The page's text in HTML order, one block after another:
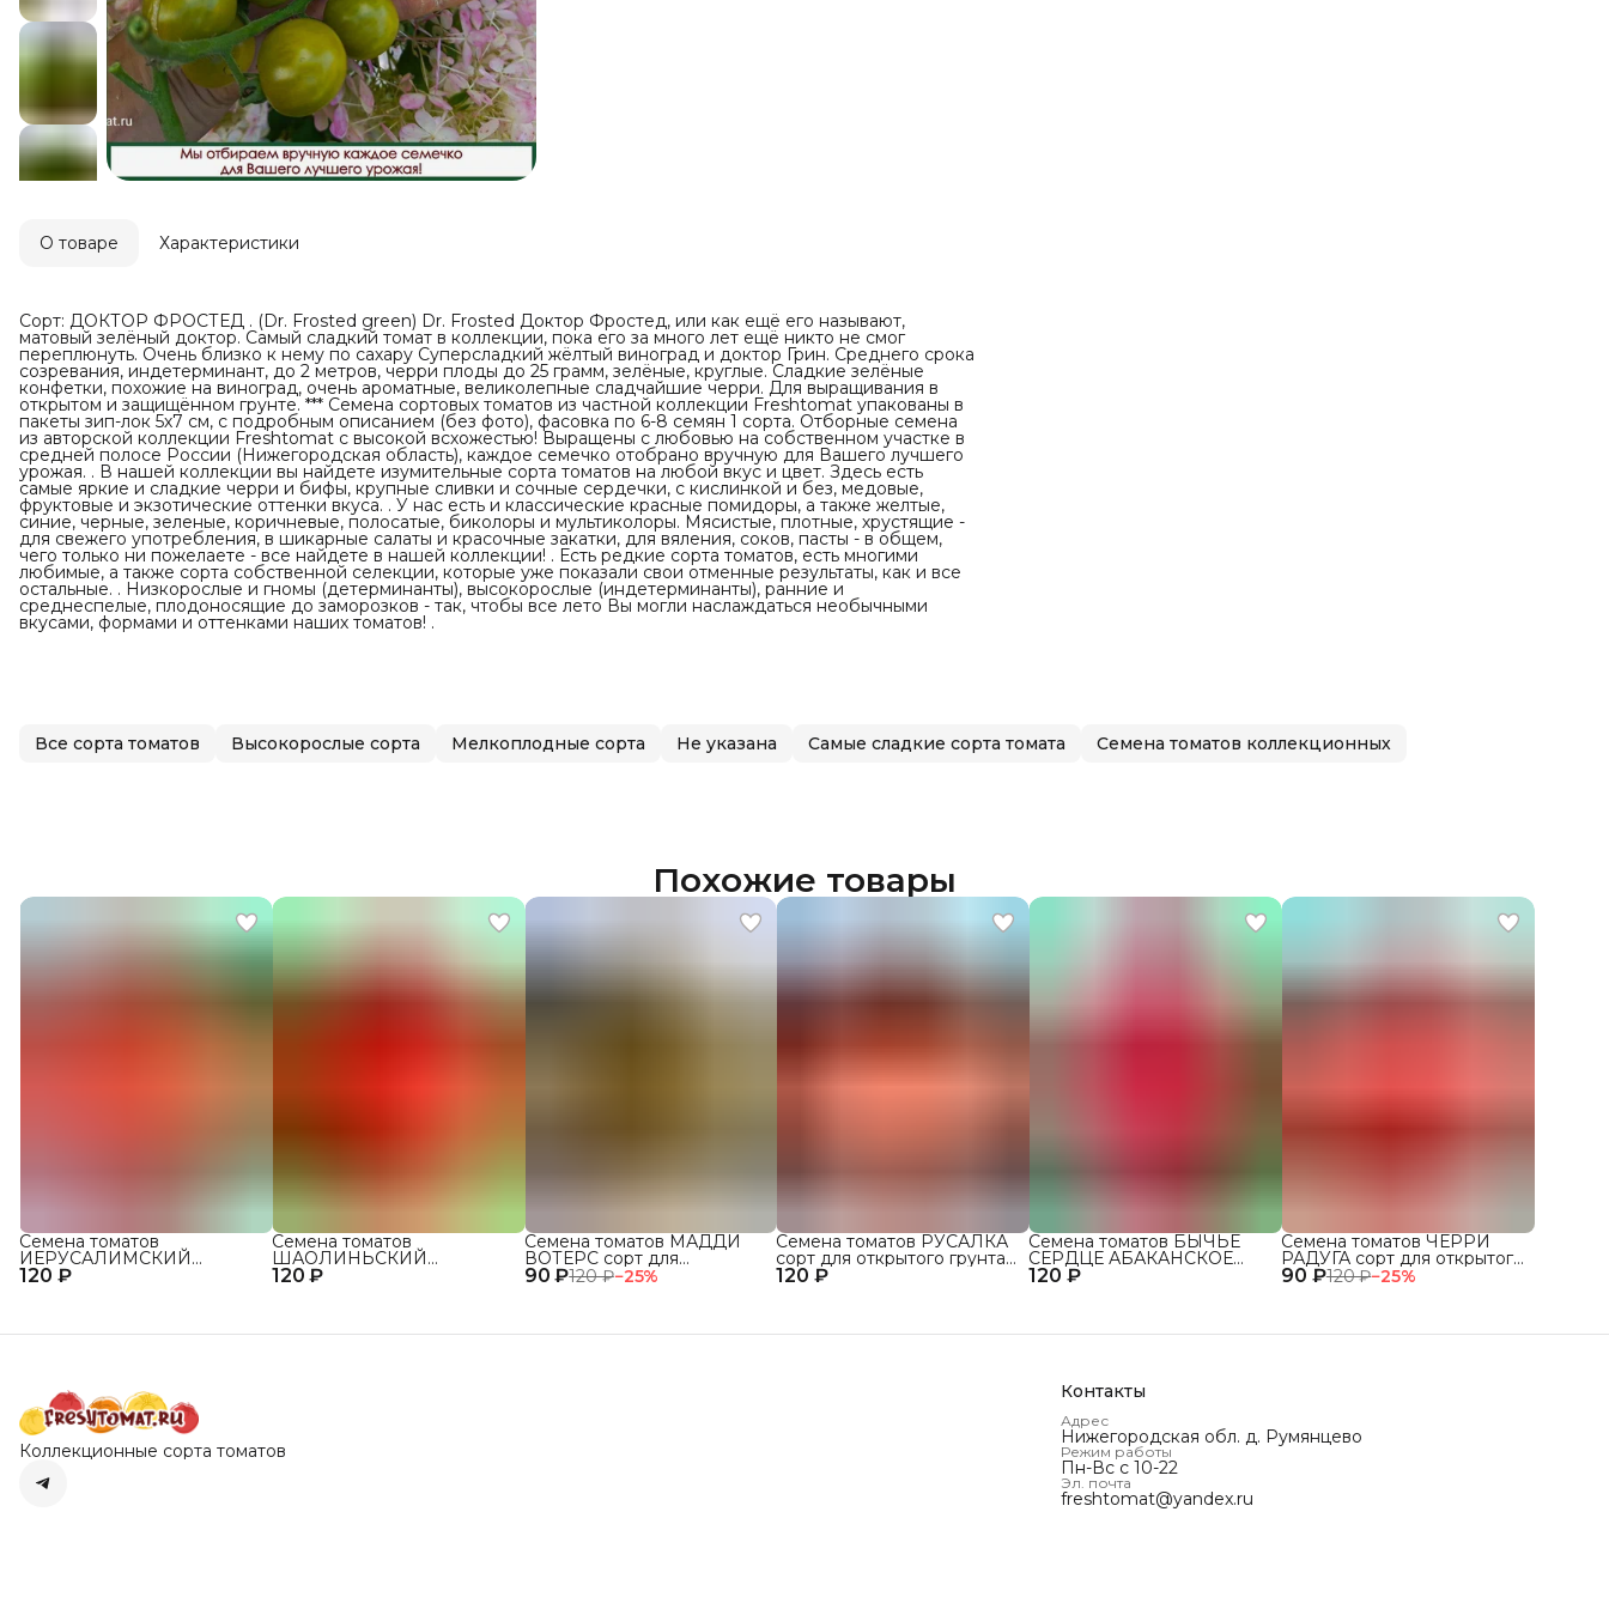
вкусами, формами и оттенками наших томатов! .
О товаре Характеристики
Сорт: ДОКТОР ФРОСТЕД . (Dr. Frosted green) Dr. Frosted Доктор Фростед, или как ещё его называют,
матовый зелёный доктор. Самый сладкий томат в коллекции, пока его за много лет ещё никто не смог
переплюнуть. Очень близко к нему по сахару Суперсладкий жёлтый виноград и доктор Грин. Среднего срока
созревания, индетерминант, до 2 метров, черри плоды до 25 грамм, зелёные, круглые. Сладкие зелёные
конфетки, похожие на виноград, очень ароматные, великолепные сладчайшие черри. Для выращивания в
открытом и защищённом грунте. *** Семена сортовых томатов из частной коллекции Freshtomat упакованы в
пакеты зип-лок 5х7 см, с подробным описанием (без фото), фасовка по 6-8 семян 1 сорта. Отборные семена
из авторской коллекции Freshtomat с высокой всхожестью! Выращены с любовью на собственном участке в
средней полосе России (Нижегородская область), каждое семечко отобрано вручную для Вашего лучшего
урожая. . В нашей коллекции вы найдете изумительные сорта томатов на любой вкус и цвет. Здесь есть
самые яркие и сладкие черри и бифы, крупные сливки и сочные сердечки, с кислинкой и без, медовые,
фруктовые и экзотические оттенки вкуса. . У нас есть и классические красные помидоры, а также желтые,
синие, черные, зеленые, коричневые, полосатые, биколоры и мультиколоры. Мясистые, плотные, хрустящие -
для свежего употребления, в шикарные салаты и красочные закатки, для вяления, соков, пасты - в общем,
чего только ни пожелаете - все найдете в нашей коллекции! . Есть редкие сорта томатов, есть многими
любимые, а также сорта собственной селекции, которые уже показали свои отменные результаты, как и все
остальные. . Низкорослые и гномы (детерминанты), высокорослые (индетерминанты), ранние и
среднеспелые, плодоносящие до заморозков - так, чтобы все лето Вы могли наслаждаться необычными
вкусами, формами и оттенками наших томатов! .
Все сорта томатов Высокорослые сорта Мелкоплодные сорта Не указана Самые сладкие сорта томата Семена томатов коллекционных
Похожие товары
120 ₽
Семена томатов
ИЕРУСАЛИМСКИЙ
ГИГАНТ сорт для открытого 120 ₽
Семена томатов
ШАОЛИНЬСКИЙ
ВЕЛИКАН сорт для 90 ₽120 ₽−25%
Семена томатов МАДДИ
ВОТЕРС сорт для
открытого грунта и теплиц 120 ₽
Семена томатов РУСАЛКА
сорт для открытого грунта
и теплиц 120 ₽
Семена томатов БЫЧЬЕ
СЕРДЦЕ АБАКАНСКОЕ
сорт для открытого грунта 90 ₽120 ₽−25%
Семена томатов ЧЕРРИ
РАДУГА сорт для открытого
грунта и теплиц
Коллекционные сорта томатов
Контакты
Адрес
Нижегородская обл. д. Румянцево
Режим работы
Пн-Вс с 10-22
Эл. почта
freshtomat@yandex.ru